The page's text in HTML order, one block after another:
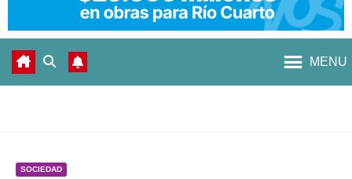
MENU
SOCIEDAD